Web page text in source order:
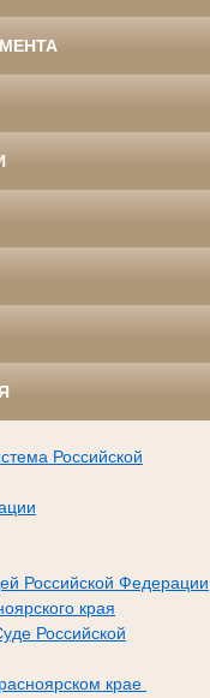
Российской
Российской Федерации
края
Российской
крае